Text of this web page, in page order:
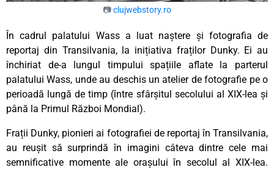
📷clujwebstory.ro
În cadrul palatului Wass a luat naștere și fotografia de
reportaj din Transilvania, la inițiativa fraților Dunky. Ei au
închiriat de-a lungul timpului spațiile aflate la parterul
palatului Wass, unde au deschis un atelier de fotografie pe o
perioadă lungă de timp (între sfârșitul secolului al XIX-lea și
până la Primul Război Mondial).
Frații Dunky, pionieri ai fotografiei de reportaj în Transilvania,
au reușit să surprindă în imagini câteva dintre cele mai
semnificative momente ale orașului în secolul al XIX-lea.